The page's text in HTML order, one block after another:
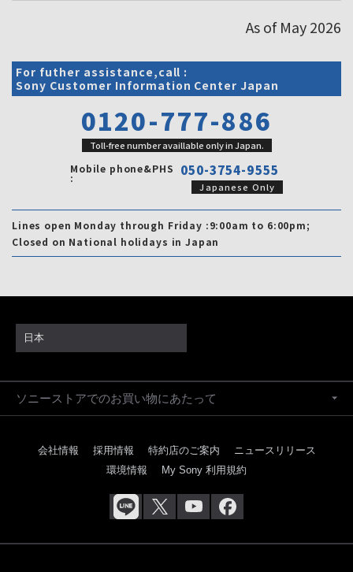
As of May 2026
For futher assistance,call :
Sony Customer Information Center Japan
0120-777-886
Toll-free number availlable only in Japan.
Mobile phone&PHS
: 050-3754-9555
Japanese Only
Lines open Monday through Friday :9:00am to 6:00pm;
Closed on National holidays in Japan
日本
ソニーストアでのお買い物にあたって
会社情報 採用情報 特約店のご案内
ニュースリリース
環境情報
My Sony 利用規約